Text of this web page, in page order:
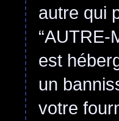
autre qui
“AUTRE-
est
un
votre